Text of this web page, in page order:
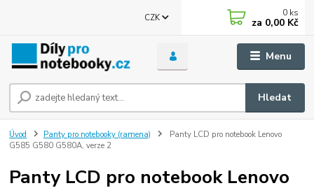
Menu
CZK
Hledat
0 ks
za 0,00 Kč
Úvod Panty pro notebooky (ramena)
Panty LCD pro notebook Lenovo
G585 G580 G580A, verze 2
Panty LCD pro notebook Lenovo